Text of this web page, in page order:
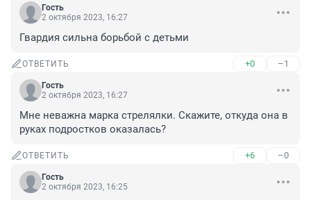
Гость
2 октября 2023, 16:27
Гвардия сильна борьбой с детьми
ОТВЕТИТЬ +0 –1
Гость
2 октября 2023, 16:27
Мне неважна марка стрелялки. Скажите, откуда она в
руках подростков оказалась?
ОТВЕТИТЬ +6 –0
Гость
2 октября 2023, 16:25